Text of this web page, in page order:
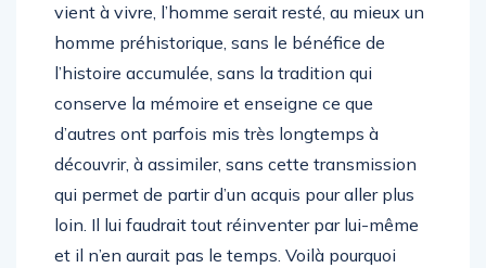
vient à vivre, l’homme serait resté, au mieux un
homme préhistorique, sans le bénéfice de
l’histoire accumulée, sans la tradition qui
conserve la mémoire et enseigne ce que
d’autres ont parfois mis très longtemps à
découvrir, à assimiler, sans cette transmission
qui permet de partir d’un acquis pour aller plus
loin. Il lui faudrait tout réinventer par lui-même
et il n’en aurait pas le temps. Voilà pourquoi